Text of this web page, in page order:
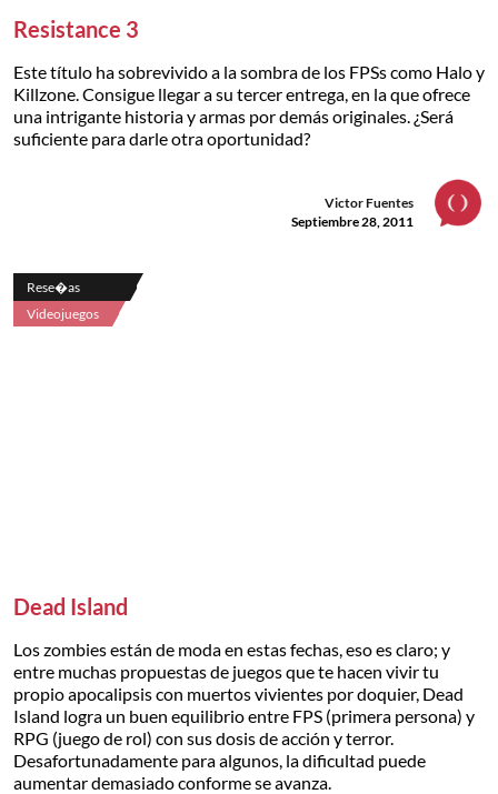
Resistance 3
Este título ha sobrevivido a la sombra de los FPSs como Halo y
Killzone. Consigue llegar a su tercer entrega, en la que ofrece
una intrigante historia y armas por demás originales. ¿Será
suficiente para darle otra oportunidad?
Victor Fuentes
Septiembre 28, 2011
Rese�as
Videojuegos
Dead Island
Los zombies están de moda en estas fechas, eso es claro; y
entre muchas propuestas de juegos que te hacen vivir tu
propio apocalipsis con muertos vivientes por doquier, Dead
Island logra un buen equilibrio entre FPS (primera persona) y
RPG (juego de rol) con sus dosis de acción y terror.
Desafortunadamente para algunos, la dificultad puede
aumentar demasiado conforme se avanza.